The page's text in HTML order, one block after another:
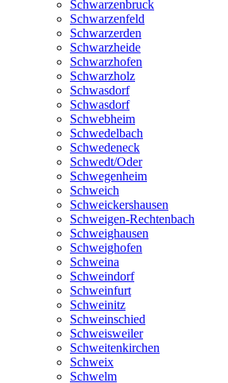
Schwarzenbruck
Schwarzenfeld
Schwarzerden
Schwarzheide
Schwarzhofen
Schwarzholz
Schwasdorf
Schwasdorf
Schwebheim
Schwedelbach
Schwedeneck
Schwedt/Oder
Schwegenheim
Schweich
Schweickershausen
Schweigen-Rechtenbach
Schweighausen
Schweighofen
Schweina
Schweindorf
Schweinfurt
Schweinitz
Schweinschied
Schweisweiler
Schweitenkirchen
Schweix
Schwelm